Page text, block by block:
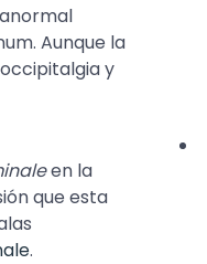
Aunque la
y
en la
que esta
.